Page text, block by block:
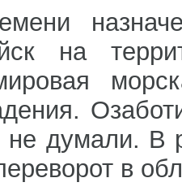
на
думали. В
в